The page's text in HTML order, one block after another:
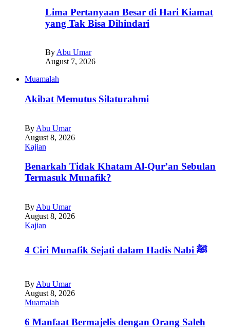
Lima Pertanyaan Besar di Hari Kiamat
yang Tak Bisa Dihindari
By Abu Umar
August 7, 2026
Muamalah
Akibat Memutus Silaturahmi
By Abu Umar
August 8, 2026
Kajian
Benarkah Tidak Khatam Al-Qur’an Sebulan
Termasuk Munafik?
By Abu Umar
August 8, 2026
Kajian
4 Ciri Munafik Sejati dalam Hadis Nabi ﷺ
By Abu Umar
August 8, 2026
Muamalah
6 Manfaat Bermajelis dengan Orang Saleh